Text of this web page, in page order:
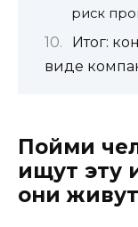
риск
Итог:
виде
Пойми
ищут эту
они